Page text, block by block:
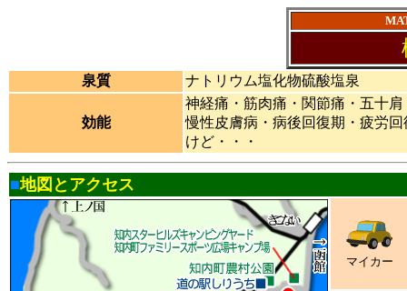
泉質 ナトリウム塩化物硫酸塩泉
効能
神経痛・筋肉痛・関節痛・五十
慢性皮膚病・病後回復期・疲労回
けど・・・
■地図とアクセス
マイカー